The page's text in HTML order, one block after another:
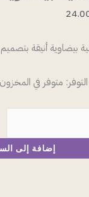
بيضاوية أنيقة
متوفر في المخزون
إضافة إلى